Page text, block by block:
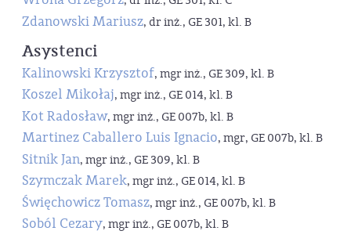
Zdanowski Mariusz, dr inż., GE 301, kl. B
Asystenci
Kalinowski Krzysztof, mgr inż., GE 309, kl. B
Koszel Mikołaj, mgr inż., GE 014, kl. B
Kot Radosław, mgr inż., GE 007b, kl. B
Martinez Caballero Luis Ignacio, mgr, GE 007b, kl. B
Sitnik Jan, mgr inż., GE 309, kl. B
Szymczak Marek, mgr inż., GE 014, kl. B
Święchowicz Tomasz, mgr inż., GE 007b, kl. B
Soból Cezary, mgr inż., GE 007b, kl. B